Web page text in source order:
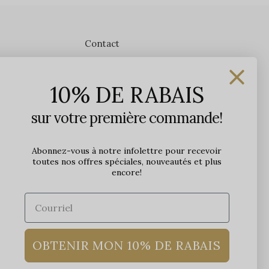
Contact
1650 avenue Jules-Verne, Local 103
G2G 2R1, Québec, Canada
Lundi: 9h - 17h
Mardi: 9h - 17h
Mercredi: 9h - 18h
Jeudi: 9h - 21h
Samedi: 9h à 17h
10% DE RABAIS
sur votre première commande!
Abonnez-vous à notre infolettre pour recevoir
toutes nos offres spéciales, nouveautés et plus
encore!
OBTENIR MON 10% DE RABAIS